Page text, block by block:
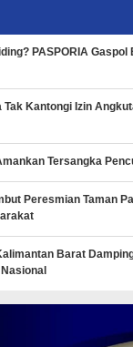
PASPORIA Gaspol
Kantongi Izin
Tersangka
Peresmian Taman
Barat